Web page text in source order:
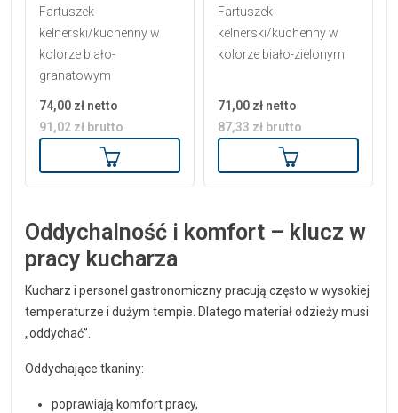
Fartuszek
kelnerski/kuchenny w
kolorze biało-
granatowym
74,00 zł netto
91,02 zł brutto
Dodaj do koszyka
Fartuszek
kelnerski/kuchenny w
kolorze biało-zielonym
71,00 zł netto
87,33 zł brutto
Dodaj do
Oddychalność i komfort – klucz w
pracy kucharza
Kucharz i personel gastronomiczny pracują często w wysokiej
temperaturze i dużym tempie. Dlatego materiał odzieży musi
„oddychać”.
Oddychające tkaniny:
poprawiają komfort pracy,